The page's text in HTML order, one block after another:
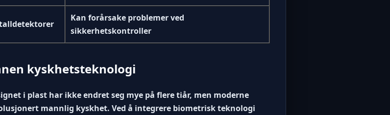
Kan forårsake problemer ved
sikkerhetskontroller
kyskhetsteknologi
i plast har ikke endret seg mye på flere tiår, men moderne
mannlig kyskhet. Ved å integrere biometrisk teknologi